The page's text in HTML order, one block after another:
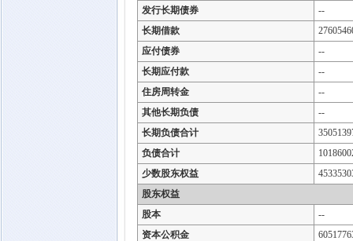
发行长期债券
--
长期借款
应付债券
--
长期应付款
--
住房周转金
--
其他长期负债
--
长期负债合计
负债合计
少数股东权益
股东权益
股本
--
资本公积金